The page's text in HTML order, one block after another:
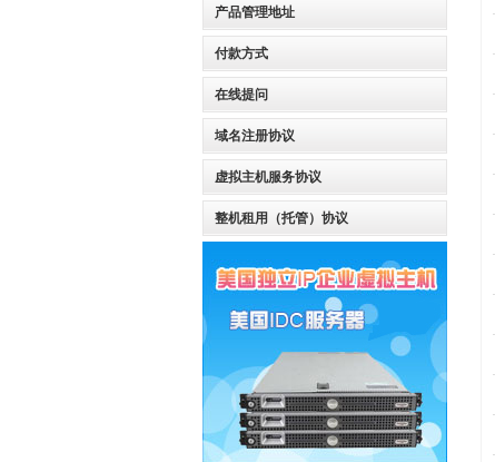
产品管理地址
付款方式
在线提问
域名注册协议
虚拟主机服务协议
整机租用（托管）协议